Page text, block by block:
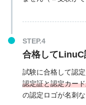
合格してLinuC
試験に合格して認
認定証と認定カー
の認定ロゴが名刺